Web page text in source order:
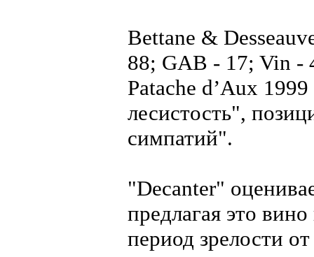
Bettane &
88; GAB - 17; Vin -
Patache d’Aux
лесистость",
симпатий".
"Decanter"
предлагая это
период зрелости